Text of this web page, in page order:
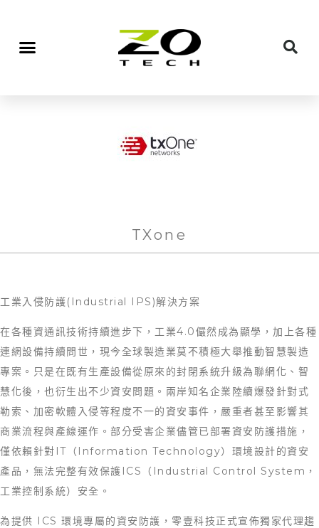
TXone
工業入侵防護(Industrial IPS)解決方案
在各種資通訊技術持續進步下，工業4.0儼然成為顯學，加上各種
連網設備持續問世，現今全球製造業莫不積極大舉推動智慧製造
專案。只是在既有生產設備從原來的封閉系統升級為聯網化、智
慧化後，也衍生出不少資安問題。兩岸知名企業陸續爆發針對式
勒索、加密軟體入侵等程度不一的資安事件，嚴重者甚至影響其
商業流程與產線運作。部分受害企業儘管已部署資安防護措施，
僅依賴針對IT（Information Technology）環境設計的資安
產品，無法完整有效保護ICS（Industrial Control System，
工業控制系統）安全。
為提供 ICS 環境專屬的資安防護，零壹科技正式宣佈獨家代理趨